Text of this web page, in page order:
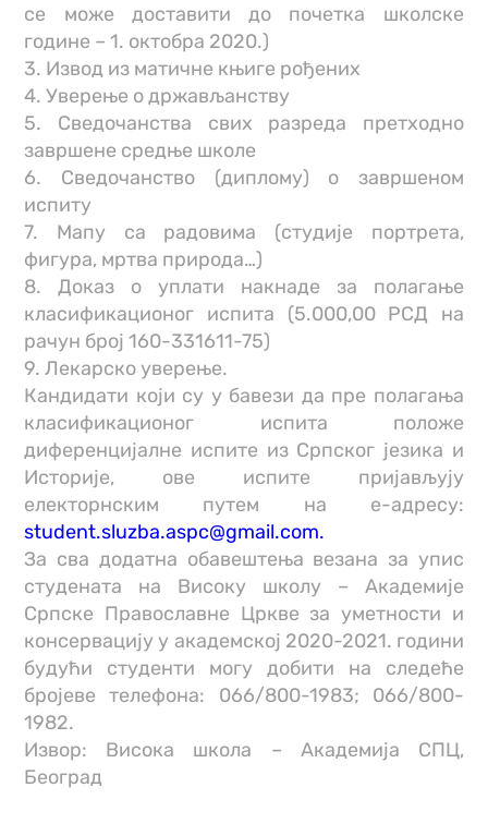
се може доставити до почетка школске
године – 1. октобра 2020.)
3. Извод из матичне књиге рођених
4. Уверење о држављанству
5. Сведочанства свих разреда претходно
завршене средње школе
6. Сведочанство (диплому) о завршеном
испиту
7. Мапу са радовима (студије портрета,
фигура, мртва природа…)
8. Доказ о уплати накнаде за полагање
класификационог испита (5.000,00 РСД на
рачун број 160-331611-75)
9. Лекарско уверење.
Кандидати који су у бавези да пре полагања
класификационог испита положе
диференцијалне испите из Српског језика и
Историје, ове испите пријављују
електорнским путем на е-адресу:
student.sluzba.aspc@gmail.com.
За сва додатна обавештења везана за упис
студената на Високу школу – Академије
Српске Православне Цркве за уметности и
консервацију у академској 2020-2021. години
будући студенти могу добити на следеће
бројеве телефона: 066/800-1983; 066/800-
1982.
Извор: Висока школа – Академија СПЦ,
Београд